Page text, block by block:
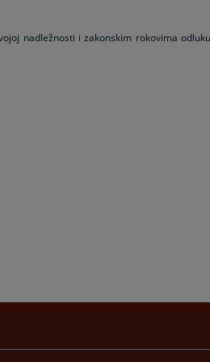
nadležnosti i zakonskim rokovima odluku